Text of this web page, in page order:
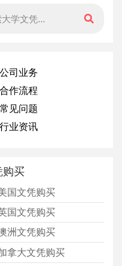
公司业务
合作流程
常见问题
行业资讯
购买
国文凭购买
国文凭购买
洲文凭购买
拿大文凭购买